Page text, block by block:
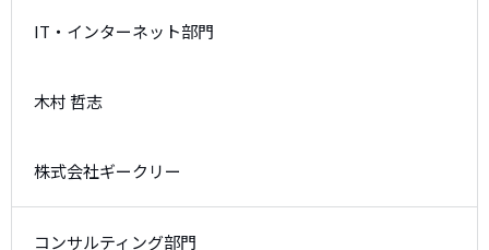
IT・インターネット部門
木村 哲志
株式会社ギークリー
コンサルティング部門